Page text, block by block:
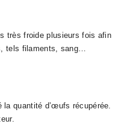
très froide plusieurs fois afin
tels filaments, sang…
la quantité d’œufs récupérée.